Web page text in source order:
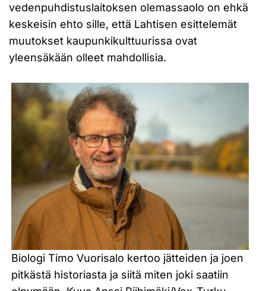
vedenpuhdistuslaitoksen olemassaolo on ehkä
keskeisin ehto sille, että Lahtisen esittelemät
muutokset kaupunkikulttuurissa ovat
yleensäkään olleet mahdollisia.
Biologi Timo Vuorisalo kertoo jätteiden ja joen
pitkästä historiasta ja siitä miten joki saatiin